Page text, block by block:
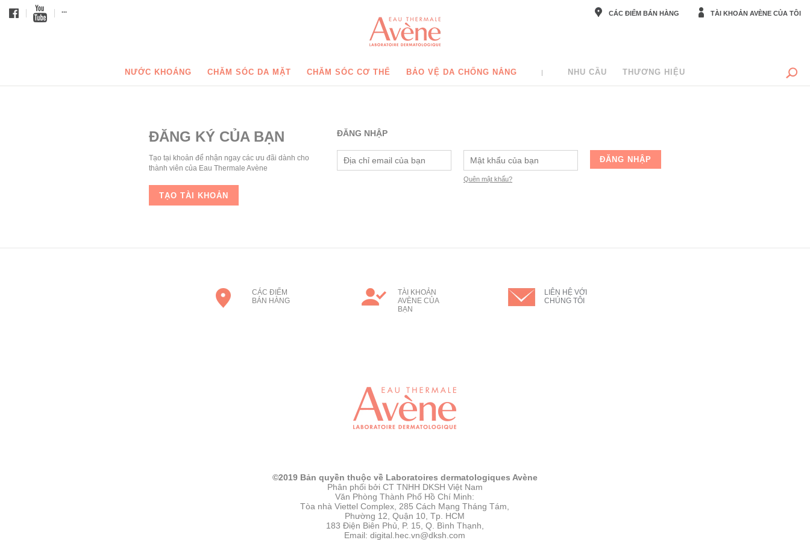
... CÁC ĐIỂM BÁN HÀNG TÀI KHOẢN AVÈNE CỦA TÔI
NƯỚC KHOÁNG CHĂM SÓC DA MẶT CHĂM SÓC CƠ THỂ BẢO VỆ DA CHỐNG NẮNG NHU CẦU THƯƠNG HIỆU
ĐĂNG NHẬP
Quên mật khẩu?
ĐĂNG KÝ CỦA BẠN
Tạo tại khoản để nhận ngay các ưu đãi dành cho
thành viên của Eau Thermale Avène
TẠO TÀI KHOẢN
CÁC ĐIỂM
BÁN HÀNG
TÀI KHOẢN
AVÈNE CỦA
BẠN
LIÊN HỆ VỚI
CHÚNG TÔI
©2019 Bản quyền thuộc về Laboratoires dermatologiques Avène
Phân phối bởi CT TNHH DKSH Việt Nam
Văn Phòng Thành Phố Hồ Chí Minh:
Tòa nhà Viettel Complex, 285 Cách Mạng Tháng Tám,
Phường 12, Quận 10, Tp. HCM
183 Điện Biên Phủ, P. 15, Q. Bình Thạnh,
Email: digital.hec.vn@dksh.com